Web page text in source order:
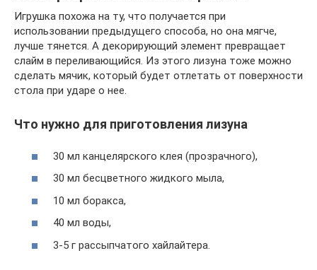
Игрушка похожа на ту, что получается при
использовании предыдущего способа, но она мягче,
лучше тянется. А декорирующий элемент превращает
слайм в переливающийся. Из этого лизуна тоже можно
сделать мячик, который будет отлетать от поверхности
стола при ударе о нее.
Что нужно для приготовления лизуна
30 мл канцелярского клея (прозрачного),
30 мл бесцветного жидкого мыла,
10 мл боракса,
40 мл воды,
3-5 г рассыпчатого хайлайтера.